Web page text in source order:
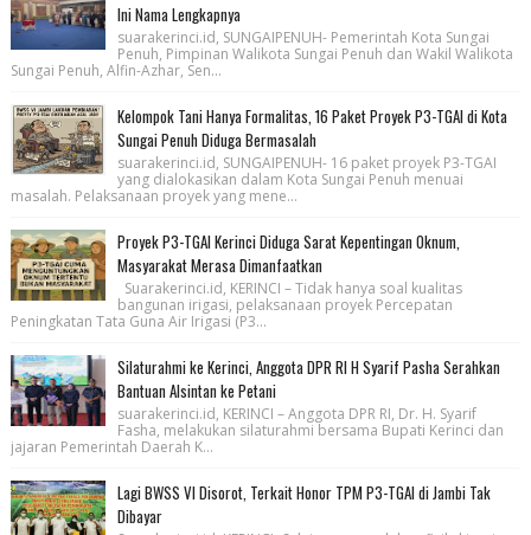
Ini Nama Lengkapnya
suarakerinci.id, SUNGAIPENUH- Pemerintah Kota Sungai
Penuh, Pimpinan Walikota Sungai Penuh dan Wakil Walikota
Sungai Penuh, Alfin-Azhar, Sen...
Kelompok Tani Hanya Formalitas, 16 Paket Proyek P3-TGAI di Kota
Sungai Penuh Diduga Bermasalah
suarakerinci.id, SUNGAIPENUH- 16 paket proyek P3-TGAI
yang dialokasikan dalam Kota Sungai Penuh menuai
masalah. Pelaksanaan proyek yang mene...
Proyek P3-TGAI Kerinci Diduga Sarat Kepentingan Oknum,
Masyarakat Merasa Dimanfaatkan
Suarakerinci.id, KERINCI – Tidak hanya soal kualitas
bangunan irigasi, pelaksanaan proyek Percepatan
Peningkatan Tata Guna Air Irigasi (P3...
Silaturahmi ke Kerinci, Anggota DPR RI H Syarif Pasha Serahkan
Bantuan Alsintan ke Petani
suarakerinci.id, KERINCI – Anggota DPR RI, Dr. H. Syarif
Fasha, melakukan silaturahmi bersama Bupati Kerinci dan
jajaran Pemerintah Daerah K...
Lagi BWSS VI Disorot, Terkait Honor TPM P3-TGAI di Jambi Tak
Dibayar